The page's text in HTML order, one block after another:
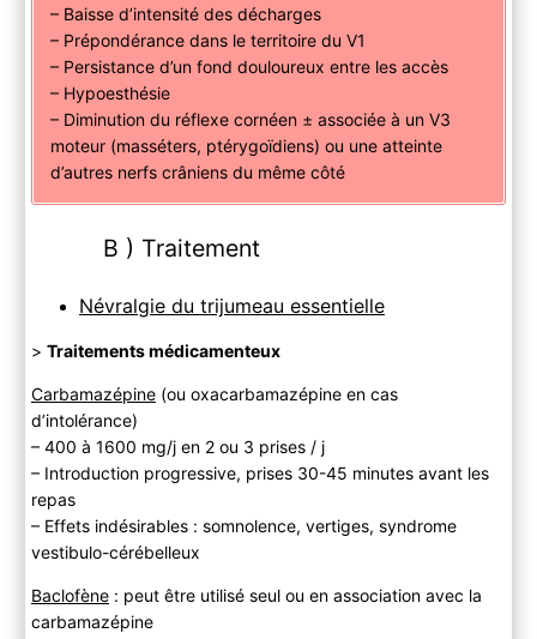
– Baisse d’intensité des décharges
– Prépondérance dans le territoire du V1
– Persistance d’un fond douloureux entre les accès
– Hypoesthésie
– Diminution du réflexe cornéen ± associée à un V3
moteur (masséters, ptérygoïdiens) ou une atteinte
d’autres nerfs crâniens du même côté
B ) Traitement
Névralgie du trijumeau essentielle
> Traitements médicamenteux
Carbamazépine(ou oxacarbamazépine en cas
d’intolérance)
– 400 à 1600 mg/j en 2 ou 3 prises / j
– Introduction progressive, prises 30-45 minutes avant les
repas
– Effets indésirables : somnolence, vertiges, syndrome
vestibulo-cérébelleux
Baclofène: peut être utilisé seul ou en association avec la
carbamazépine